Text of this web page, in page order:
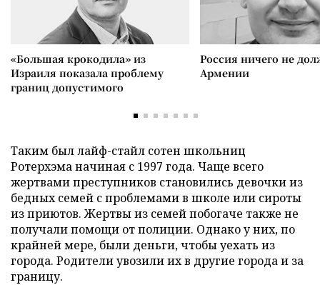
«Большая крокодила» из
Израиля показала проблему
границ допустимого
Россия ничего не
Армении
Таким был лайф-стайл сотен школьниц
Ротерхэма начиная с 1997 года. Чаще всего
жертвами преступников становились девочки из
бедных семей с проблемами в школе или сироты
из приютов. Жертвы из семей побогаче также не
получали помощи от полиции. Однако у них, по
крайней мере, были деньги, чтобы уехать из
города. Родители увозили их в другие города и за
границу.